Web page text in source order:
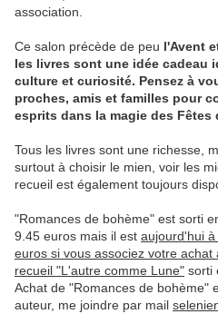
association.
Ce salon précède de peu l'Avent
les livres sont une idée cadeau
culture et curiosité. Pensez à
proches, amis et familles pour
esprits dans la magie des Fêtes
Tous les livres sont une richesse,
surtout à choisir le mien, voir les
recueil est également toujours
"Romances de bohème" est sorti
9.45 euros mais il est aujourd'hui
euros si vous associez votre achat
recueil "L'autre comme Lune" sorti
Achat de "Romances de bohème"
auteur, me joindre par mail